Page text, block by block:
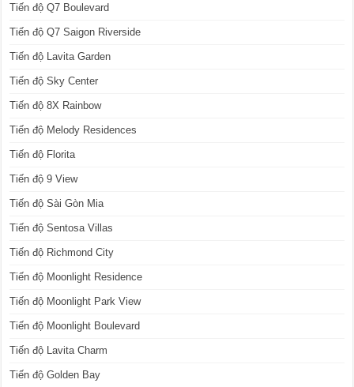
Tiến độ Q7 Boulevard
Tiến độ Q7 Saigon Riverside
Tiến độ Lavita Garden
Tiến độ Sky Center
Tiến độ 8X Rainbow
Tiến độ Melody Residences
Tiến độ Florita
Tiến độ 9 View
Tiến độ Sài Gòn Mia
Tiến độ Sentosa Villas
Tiến độ Richmond City
Tiến độ Moonlight Residence
Tiến độ Moonlight Park View
Tiến độ Moonlight Boulevard
Tiến độ Lavita Charm
Tiến độ Golden Bay